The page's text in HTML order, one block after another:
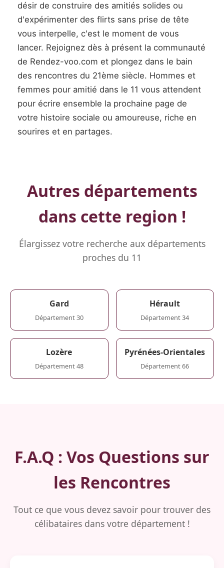
désir de construire des amitiés solides ou
d'expérimenter des flirts sans prise de tête
vous interpelle, c'est le moment de vous
lancer. Rejoignez dès à présent la communauté
de Rendez-voo.com et plongez dans le bain
des rencontres du 21ème siècle. Hommes et
femmes pour amitié dans le 11 vous attendent
pour écrire ensemble la prochaine page de
votre histoire sociale ou amoureuse, riche en
sourires et en partages.
Autres départements
dans cette region !
Élargissez votre recherche aux départements
proches du 11
Gard
Département 30
Hérault
Département 34
Lozère
Département 48
Pyrénées-Orientales
Département 66
F.A.Q : Vos Questions sur
les Rencontres
Tout ce que vous devez savoir pour trouver des
célibataires dans votre département !